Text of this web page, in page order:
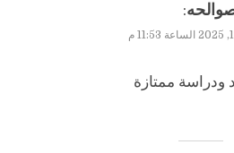
:
ودراسة ممتازة